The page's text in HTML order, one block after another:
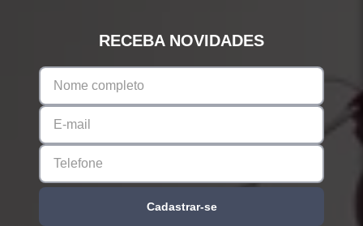
RECEBA NOVIDADES
Cadastrar-se